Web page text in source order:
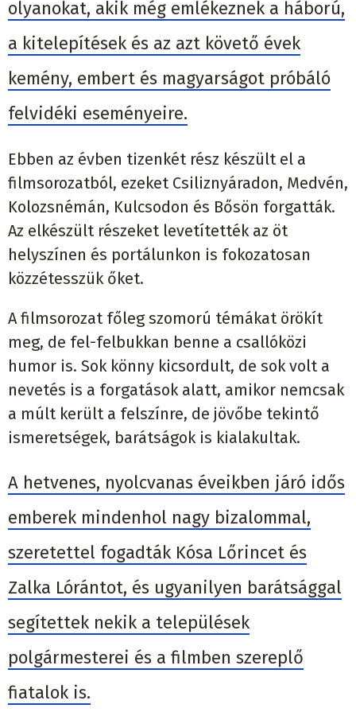
olyanokat, akik még emlékeznek a háború,
a kitelepítések és az azt követő évek
kemény, embert és magyarságot próbáló
felvidéki eseményeire.
Ebben az évben tizenkét rész készült el a
filmsorozatból, ezeket Csiliznyáradon, Medvén,
Kolozsnémán, Kulcsodon és Bősön forgatták.
Az elkészült részeket levetítették az öt
helyszínen és portálunkon is fokozatosan
közzétesszük őket.
A filmsorozat főleg szomorú témákat örökít
meg, de fel-felbukkan benne a csallóközi
humor is. Sok könny kicsordult, de sok volt a
nevetés is a forgatások alatt, amikor nemcsak
a múlt került a felszínre, de jövőbe tekintő
ismeretségek, barátságok is kialakultak.
A hetvenes, nyolcvanas éveikben járó idős
emberek mindenhol nagy bizalommal,
szeretettel fogadták Kósa Lőrincet és
Zalka Lórántot, és ugyanilyen barátsággal
segítettek nekik a települések
polgármesterei és a filmben szereplő
fiatalok is.